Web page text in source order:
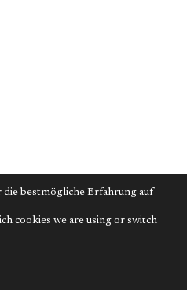
bestmögliche Erfahrung auf
cookies we are using or switch